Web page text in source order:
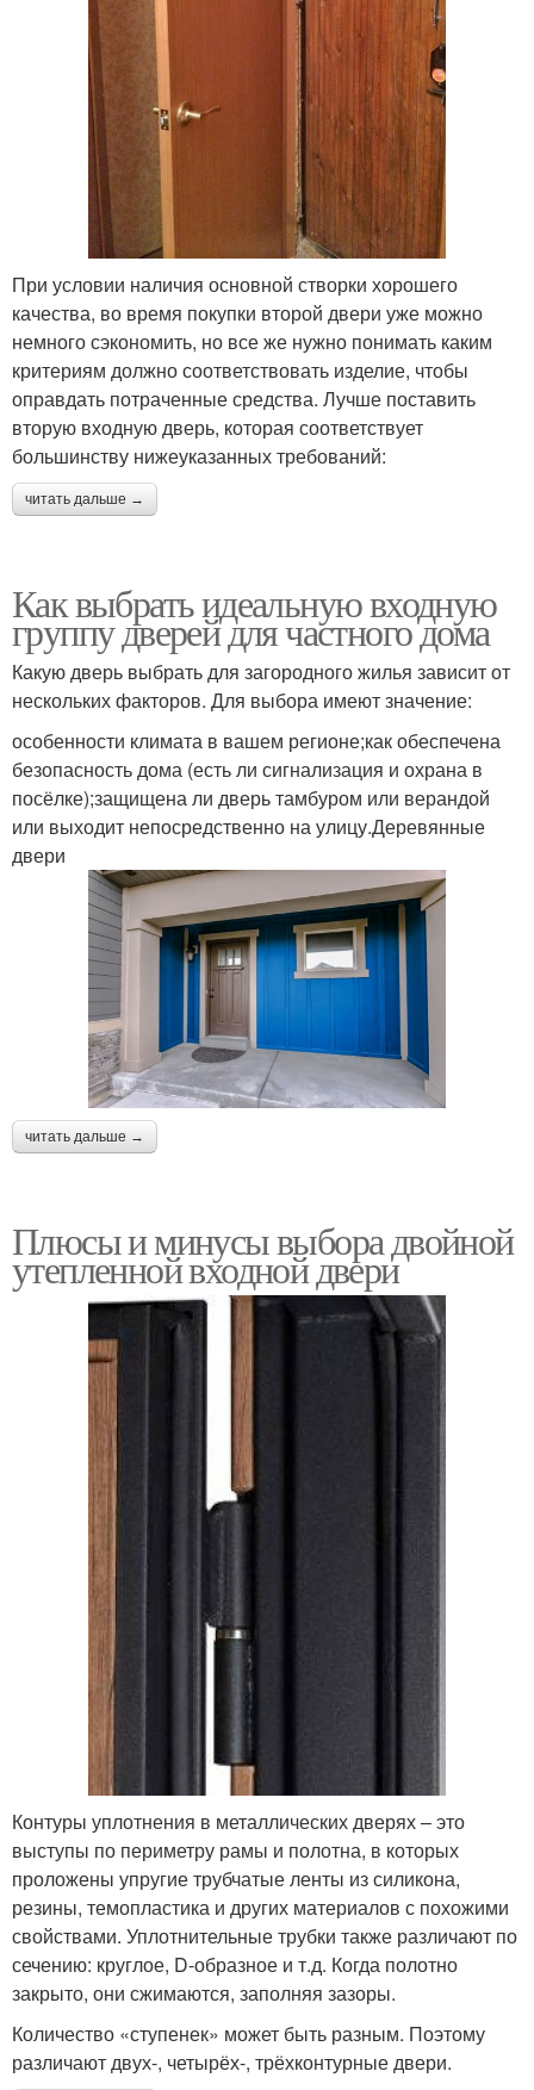
При условии наличия основной створки хорошего
качества, во время покупки второй двери уже можно
немного сэкономить, но все же нужно понимать каким
критериям должно соответствовать изделие, чтобы
оправдать потраченные средства. Лучше поставить
вторую входную дверь, которая соответствует
большинству нижеуказанных требований:
читать дальше →
Как выбрать идеальную входную
группу дверей для частного дома
Какую дверь выбрать для загородного жилья зависит от
нескольких факторов. Для выбора имеют значение:
особенности климата в вашем регионе;как обеспечена
безопасность дома (есть ли сигнализация и охрана в
посёлке);защищена ли дверь тамбуром или верандой
или выходит непосредственно на улицу.Деревянные
двери
читать дальше →
Плюсы и минусы выбора двойной
утепленной входной двери
Контуры уплотнения в металлических дверях – это
выступы по периметру рамы и полотна, в которых
проложены упругие трубчатые ленты из силикона,
резины, темопластика и других материалов с похожими
свойствами. Уплотнительные трубки также различают по
сечению: круглое, D-образное и т.д. Когда полотно
закрыто, они сжимаются, заполняя зазоры.
Количество «ступенек» может быть разным. Поэтому
различают двух-, четырёх-, трёхконтурные двери.